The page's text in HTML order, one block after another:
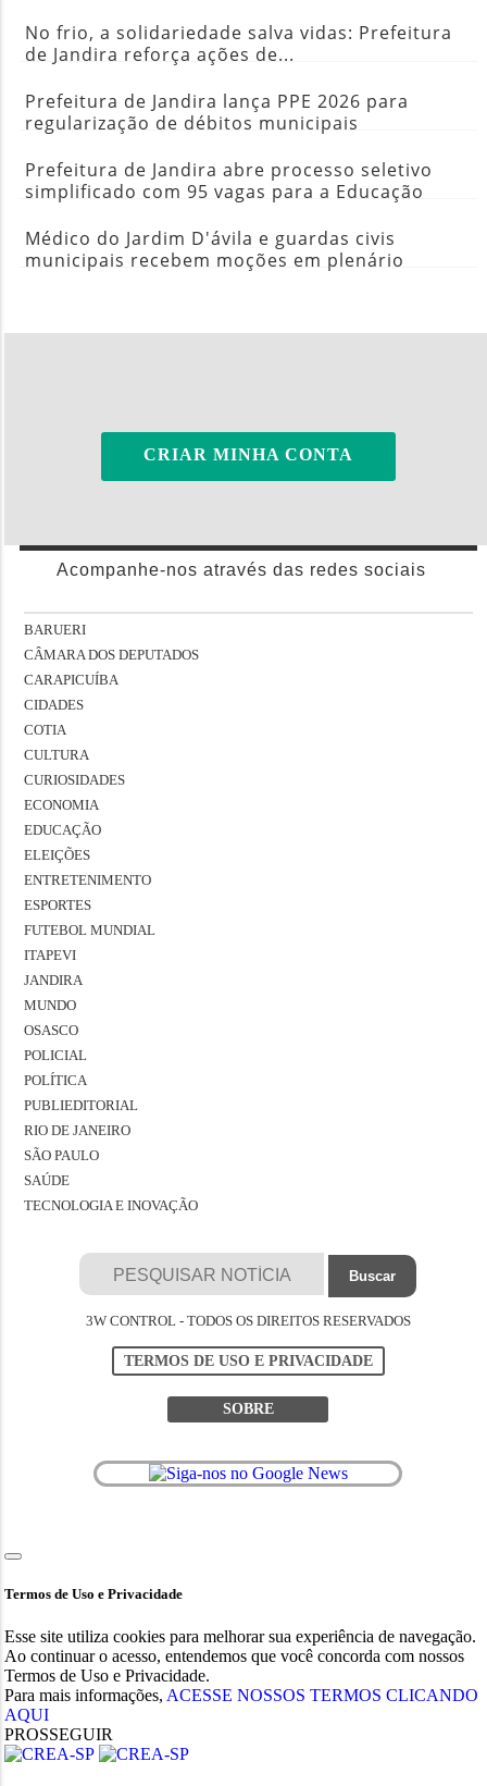
No frio, a solidariedade salva vidas: Prefeitura
de Jandira reforça ações de...
Prefeitura de Jandira lança PPE 2026 para
regularização de débitos municipais
Prefeitura de Jandira abre processo seletivo
simplificado com 95 vagas para a Educação
Médico do Jardim D'ávila e guardas civis
municipais recebem moções em plenário
CRIAR MINHA CONTA
Acompanhe-nos através das redes sociais
BARUERI
CÂMARA DOS DEPUTADOS
CARAPICUÍBA
CIDADES
COTIA
CULTURA
CURIOSIDADES
ECONOMIA
EDUCAÇÃO
ELEIÇÕES
ENTRETENIMENTO
ESPORTES
FUTEBOL MUNDIAL
ITAPEVI
JANDIRA
MUNDO
OSASCO
POLICIAL
POLÍTICA
PUBLIEDITORIAL
RIO DE JANEIRO
SÃO PAULO
SAÚDE
TECNOLOGIA E INOVAÇÃO
3W CONTROL - TODOS OS DIREITOS RESERVADOS
TERMOS DE USO E PRIVACIDADE
SOBRE
Termos de Uso e Privacidade
Esse site utiliza cookies para melhorar sua experiência de navegação.
Ao continuar o acesso, entendemos que você concorda com nossos
Termos de Uso e Privacidade.
Para mais informações, ACESSE NOSSOS TERMOS CLICANDO
AQUI
PROSSEGUIR